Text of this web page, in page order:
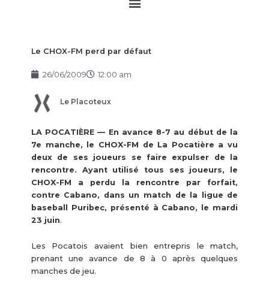
Le CHOX-FM perd par défaut
26/06/2009 12:00 am
Le Placoteux
LA POCATIÈRE — En avance 8-7 au début de la
7e manche, le CHOX-FM de La Pocatière a vu
deux de ses joueurs se faire expulser de la
rencontre. Ayant utilisé tous ses joueurs, le
CHOX-FM a perdu la rencontre par forfait,
contre Cabano, dans un match de la ligue de
baseball Puribec, présenté à Cabano, le mardi
23 juin.
Les Pocatois avaient bien entrepris le match,
prenant une avance de 8 à 0 après quelques
manches de jeu.